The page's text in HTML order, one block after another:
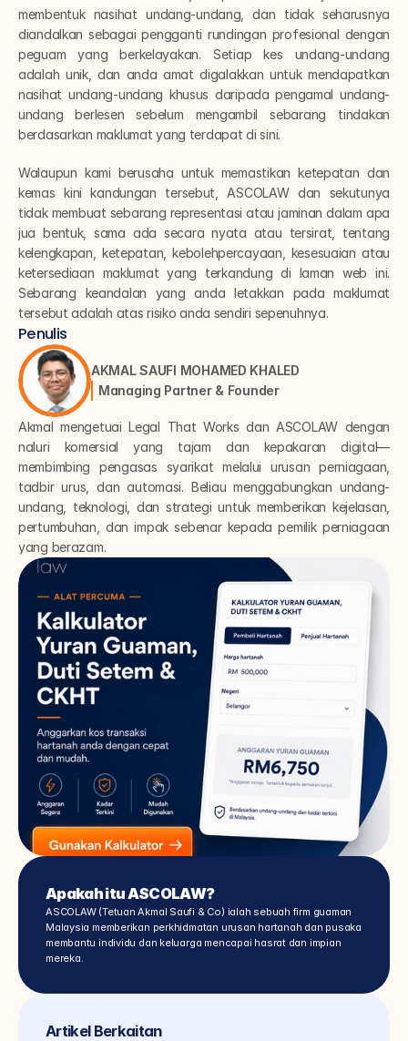
membentuk nasihat undang-undang, dan tidak seharusnya
diandalkan sebagai pengganti rundingan profesional dengan
peguam yang berkelayakan. Setiap kes undang-undang
adalah unik, dan anda amat digalakkan untuk mendapatkan
nasihat undang-undang khusus daripada pengamal undang-
undang berlesen sebelum mengambil sebarang tindakan
berdasarkan maklumat yang terdapat di sini.
Walaupun kami berusaha untuk memastikan ketepatan dan
kemas kini kandungan tersebut, ASCOLAW dan sekutunya
tidak membuat sebarang representasi atau jaminan dalam apa
jua bentuk, sama ada secara nyata atau tersirat, tentang
kelengkapan, ketepatan, kebolehpercayaan, kesesuaian atau
ketersediaan maklumat yang terkandung di laman web ini.
Sebarang keandalan yang anda letakkan pada maklumat
tersebut adalah atas risiko anda sendiri sepenuhnya.
Penulis
AKMAL SAUFI MOHAMED KHALED
Managing Partner & Founder
Akmal mengetuai Legal That Works dan ASCOLAW dengan
naluri komersial yang tajam dan kepakaran digital—
membimbing pengasas syarikat melalui urusan perniagaan,
tadbir urus, dan automasi. Beliau menggabungkan undang-
undang, teknologi, dan strategi untuk memberikan kejelasan,
pertumbuhan, dan impak sebenar kepada pemilik perniagaan
yang berazam.
Apakah itu ASCOLAW?
ASCOLAW (Tetuan Akmal Saufi & Co) ialah sebuah firm guaman
Malaysia memberikan perkhidmatan urusan hartanah dan pusaka
membantu individu dan keluarga mencapai hasrat dan impian
mereka.
Artikel Berkaitan